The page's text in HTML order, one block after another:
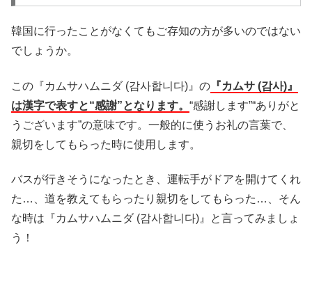
韓国に行ったことがなくてもご存知の方が多いのではない
でしょうか。
この『カムサハムニダ (감사합니다)』の 『カムサ (감사)』
は漢字で表すと“感謝”となります。 “感謝します”“ありがと
うございます”の意味です。一般的に使うお礼の言葉で、
親切をしてもらった時に使用します。
バスが行きそうになったとき、運転手がドアを開けてくれ
た…、道を教えてもらったり親切をしてもらった…、そん
な時は『カムサハムニダ (감사합니다)』と言ってみましょ
う！